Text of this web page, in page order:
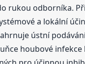
rukou odborníka.
a lokální
ústní
houbové infekce